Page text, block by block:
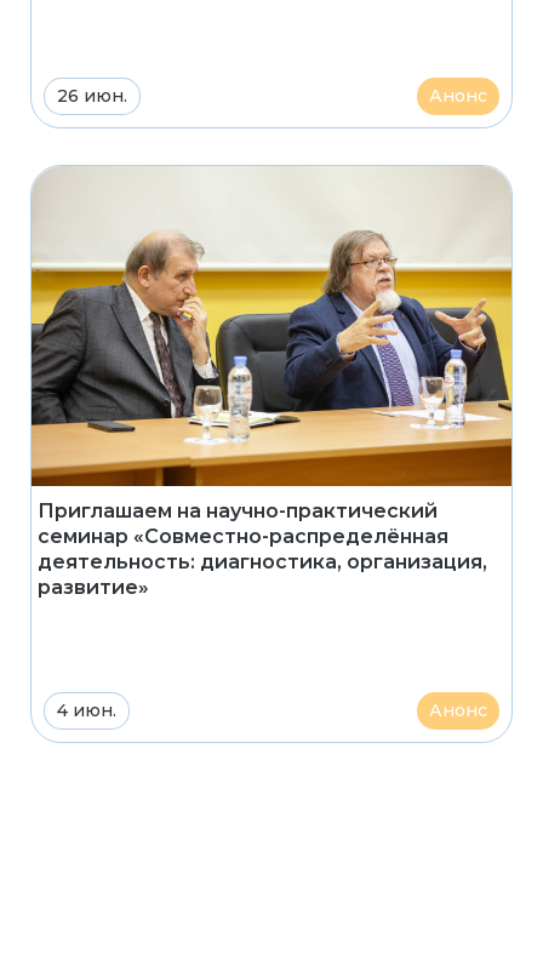
26 июн. Анонс
Приглашаем на научно-практический
семинар «Совместно-распределённая
деятельность: диагностика, организация,
развитие»
4 июн. Анонс